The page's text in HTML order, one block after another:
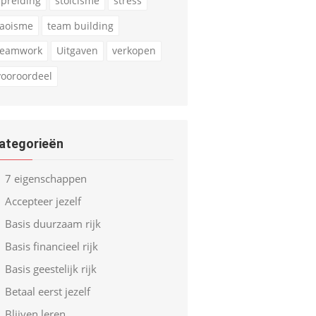
team building
Uitgaven
verkopen
7 eigenschappen
Accepteer jezelf
Basis duurzaam rijk
Basis financieel rijk
Basis geestelijk rijk
Betaal eerst jezelf